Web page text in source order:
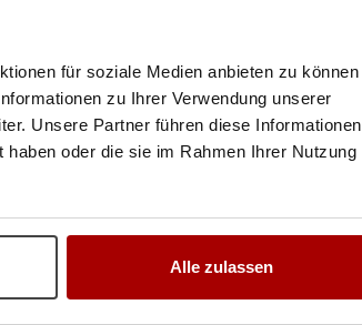
für soziale Medien anbieten zu können
zu Ihrer Verwendung unserer
Unsere Partner führen diese Informationen
oder die sie im Rahmen Ihrer Nutzung
Alle zulassen
07.07.2023